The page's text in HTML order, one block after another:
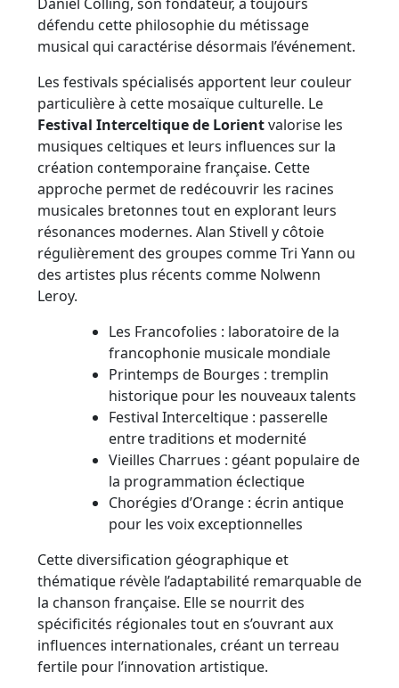
défendu cette philosophie du métissage
musical qui caractérise désormais l’événement.
Les festivals spécialisés apportent leur couleur
particulière à cette mosaïque culturelle. Le
Festival Interceltique de Lorientvalorise les
musiques celtiques et leurs influences sur la
création contemporaine française. Cette
approche permet de redécouvrir les racines
musicales bretonnes tout en explorant leurs
résonances modernes. Alan Stivell y côtoie
régulièrement des groupes comme Tri Yann ou
des artistes plus récents comme Nolwenn
Leroy.
Les Francofolies : laboratoire de la
francophonie musicale mondiale
Printemps de Bourges : tremplin
historique pour les nouveaux talents
Festival Interceltique : passerelle
entre traditions et modernité
Vieilles Charrues : géant populaire de
la programmation éclectique
Chorégies d’Orange : écrin antique
pour les voix exceptionnelles
Cette diversification géographique et
thématique révèle l’adaptabilité remarquable de
la chanson française. Elle se nourrit des
spécificités régionales tout en s’ouvrant aux
influences internationales, créant un terreau
fertile pour l’innovation artistique.